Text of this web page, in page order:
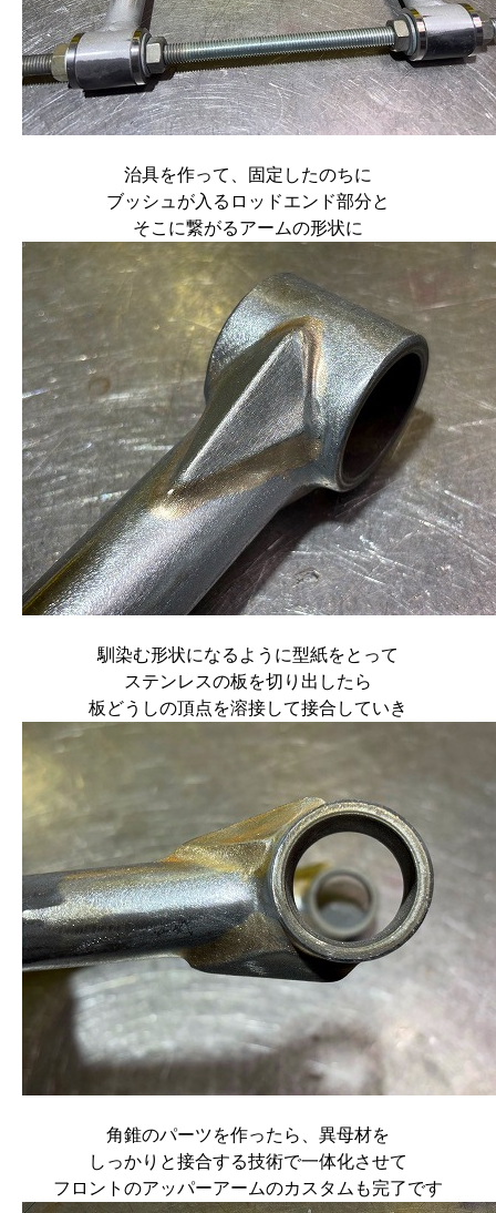
治具を作って、固定したのちに
ブッシュが入るロッドエンド部分と
そこに繋がるアームの形状に
馴染む形状になるように型紙をとって
ステンレスの板を切り出したら
板どうしの頂点を溶接して接合していき
角錐のパーツを作ったら、異母材を
しっかりと接合する技術で一体化させて
フロントのアッパーアームのカスタムも完了です